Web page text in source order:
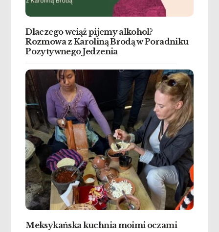
Dlaczego wciąż pijemy alkohol?
Rozmowa z Karoliną Brodą w Poradniku
Pozytywnego Jedzenia
Meksykańska kuchnia moimi oczami